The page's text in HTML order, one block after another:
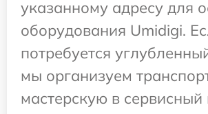
указанному адресу для
оборудования Umidigi.
потребуется
мы организуем
мастерскую в сервисный